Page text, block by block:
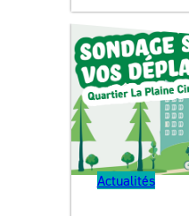
Actualités